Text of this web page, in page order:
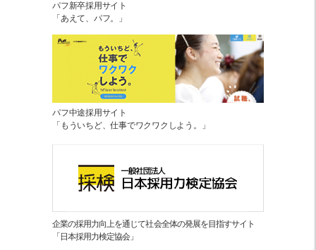
パフ新卒採用サイト
「あえて、パフ。」
パフ中途採用サイト
「もういちど、仕事でワクワクしよう。」
企業の採用力向上を通じて社会全体の発展を目指すサイト
「日本採用力検定協会」